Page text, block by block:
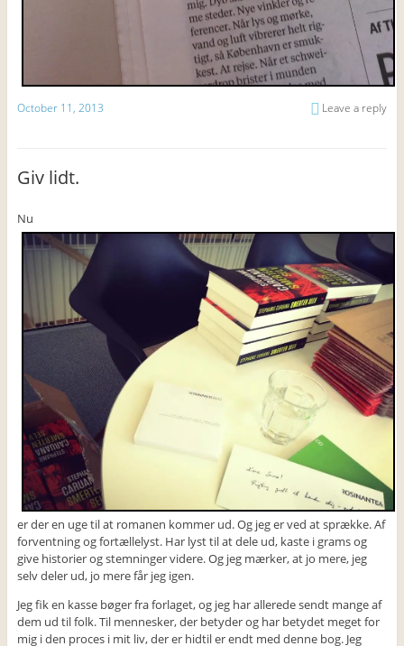
October 11, 2013 Leave a reply
Giv lidt.
Nu
er der en uge til at romanen kommer ud. Og jeg er ved at sprække. Af
forventning og fortællelyst. Har lyst til at dele ud, kaste i grams og
give historier og stemninger videre. Og jeg mærker, at jo mere, jeg
selv deler ud, jo mere får jeg igen.
Jeg fik en kasse bøger fra forlaget, og jeg har allerede sendt mange af
dem ud til folk. Til mennesker, der betyder og har betydet meget for
mig i den proces i mit liv, der er hidtil er endt med denne bog. Jeg